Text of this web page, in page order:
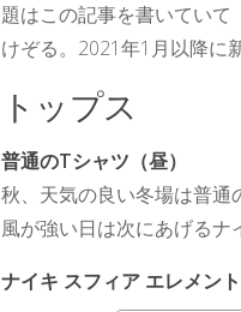
題はこの記事を書いていて
けぞる。2021年1月以降に
トップス
普通のTシャツ（昼）
秋、天気の良い冬場は普通
風が強い日は次にあげるナ
ナイキ スフィア エレメン